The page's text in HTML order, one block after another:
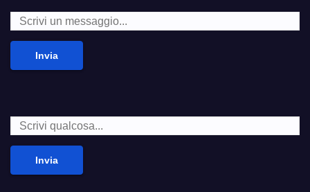
Invia
Invia